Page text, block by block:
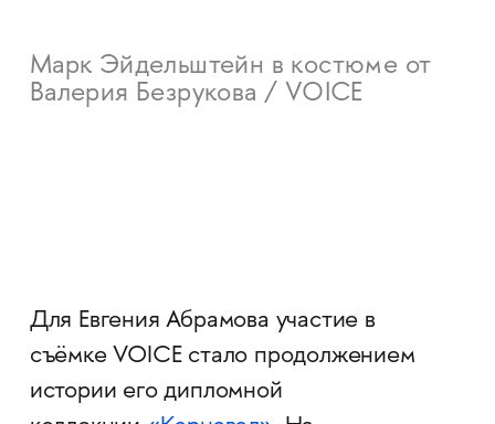
Марк Эйдельштейн в костюме от
Валерия Безрукова / VOICE
Для Евгения Абрамова участие в
съёмке VOICE стало продолжением
истории его дипломной